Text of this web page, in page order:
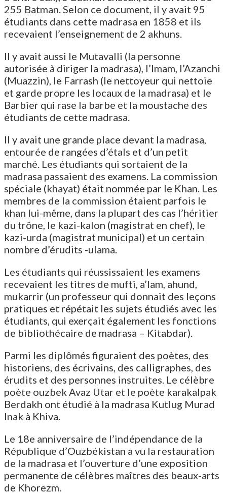
255 Batman. Selon ce document, il y avait 95
étudiants dans cette madrasa en 1858 et ils
recevaient l’enseignement de 2 akhuns.
Il y avait aussi le Mutavalli (la personne
autorisée à diriger la madrasa), l’Imam, l’Azanchi
(Muazzin), le Farrash (le nettoyeur qui nettoie
et garde propre les locaux de la madrasa) et le
Barbier qui rase la barbe et la moustache des
étudiants de cette madrasa.
Il y avait une grande place devant la madrasa,
entourée de rangées d’étals et d’un petit
marché. Les étudiants qui sortaient de la
madrasa passaient des examens. La commission
spéciale (khayat) était nommée par le Khan. Les
membres de la commission étaient parfois le
khan lui-même, dans la plupart des cas l’héritier
du trône, le kazi-kalon (magistrat en chef), le
kazi-urda (magistrat municipal) et un certain
nombre d’érudits -ulama.
Les étudiants qui réussissaient les examens
recevaient les titres de mufti, a’lam, ahund,
mukarrir (un professeur qui donnait des leçons
pratiques et répétait les sujets étudiés avec les
étudiants, qui exerçait également les fonctions
de bibliothécaire de madrasa – Kitabdar).
Parmi les diplômés figuraient des poètes, des
historiens, des écrivains, des calligraphes, des
érudits et des personnes instruites. Le célèbre
poète ouzbek Avaz Utar et le poète karakalpak
Berdakh ont étudié à la madrasa Kutlug Murad
Inak à Khiva.
Le 18e anniversaire de l’indépendance de la
République d’Ouzbékistan a vu la restauration
de la madrasa et l’ouverture d’une exposition
permanente de célèbres maîtres des beaux-arts
de Khorezm.